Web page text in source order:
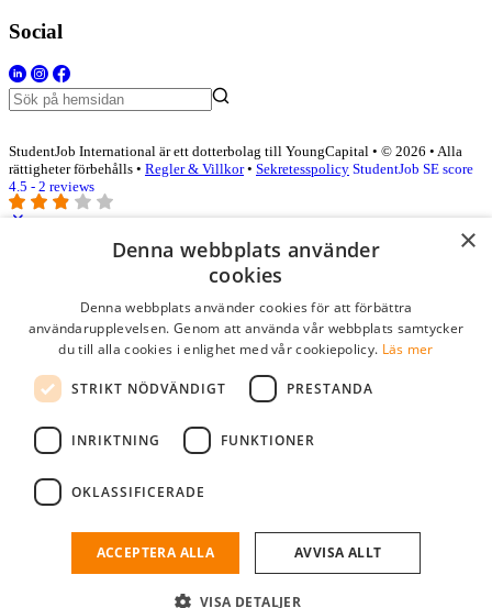
Social
StudentJob International är ett dotterbolag till YoungCapital • © 2026 • Alla
rättigheter förbehålls • Regler & Villkor• Sekretesspolicy StudentJob SE score
4.5 - 2 reviews
Logga in som företag
Lösenord
kom ihåg mig
logga in
Kostnadsfri företagsprofil
och söka efter passande kandidater till ditt företag.
×
Denna webbplats använder
cookies
Denna webbplats använder cookies för att förbättra
användarupplevelsen. Genom att använda vår webbplats samtycker
du till alla cookies i enlighet med vår cookiepolicy. Läs mer
STRIKT NÖDVÄNDIGT PRESTANDA
INRIKTNING FUNKTIONER
OKLASSIFICERADE
ACCEPTERA ALLA AVVISA ALLT
VISA DETALJER